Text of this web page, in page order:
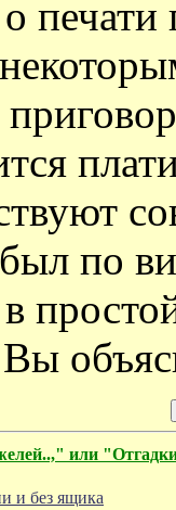
по
или
и без ящика